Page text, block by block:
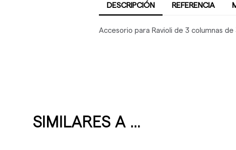
DESCRIPCIÓN REFERENCIA
Accesorio para Ravioli de 3 columnas
SIMILARES A ...